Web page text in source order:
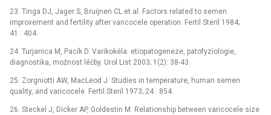
23. Tinga DJ, Jager S, Bruijnen CL et al. Factors rela­ted to semen
improvement and fertility after varicocele operation. Fertil Steril 1984;
41 : 404.
24. Turjanica M, Pacík D. Varikokéla: etiopatogeneze, patofyziologie,
diagnostika, možnost léčby. Urol List 2003; 1(2): 38-43.
25. Zorgniotti AW, MacLeod J. Studies in temperature, human semen
quality, and varicocele. Fertil Steril 1973; 24 : 854.
26. Steckel J, Dicker AP, Goldestin M. Relationship between varicocele size